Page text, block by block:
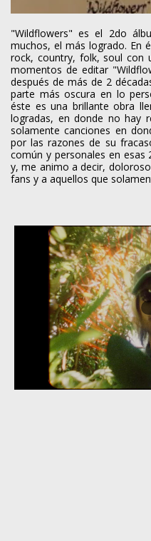
"Wildflowers" es el 2do
muchos, el más logrado. En
rock, country, folk, soul con
momentos de editar
después de más de 2
parte más oscura en lo
éste es una brillante obra
logradas, en donde no hay
solamente canciones en
por las razones de su
común y personales en esas
y, me animo a decir,
fans y a aquellos que